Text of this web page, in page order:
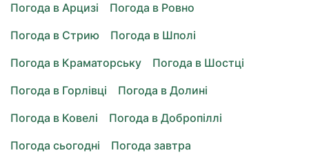
Погода в Арцизі
Погода в Ровно
Погода в Стрию
Погода в Шполі
Погода в Краматорську
Погода в Шостці
Погода в Горлівці
Погода в Долині
Погода в Ковелі
Погода в Добропіллі
Погода сьогодні
Погода завтра